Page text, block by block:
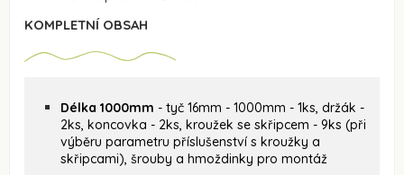
KOMPLETNÍ OBSAH
Délka 1000mm - tyč 16mm - 1000mm - 1ks, držák -
2ks, koncovka - 2ks, kroužek se skřipcem - 9ks (při
výběru parametru příslušenství s kroužky a
skřipcami), šrouby a hmoždinky pro montáž